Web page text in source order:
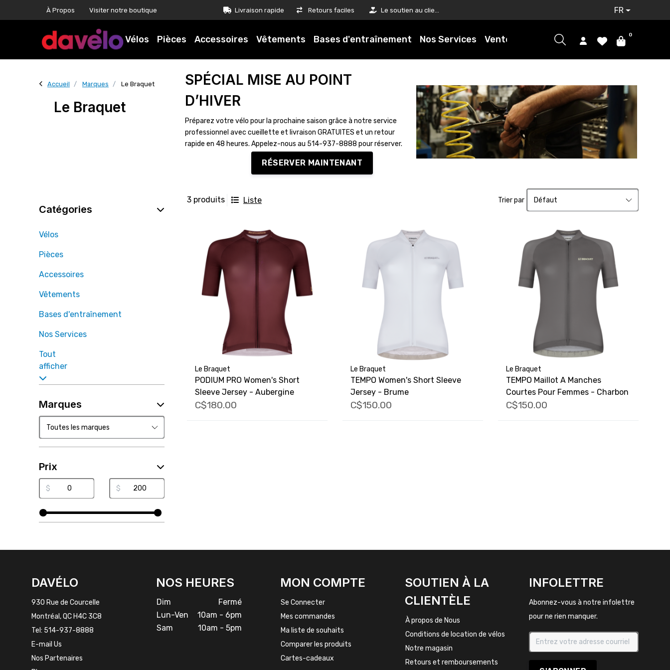
À Propos Visiter notre boutique Livraison rapide Retours faciles Le soutien au client est notre priorité FR
Vélos Pièces Accessoires Vêtements Bases d'entraînement Nos Services Ventes 0
Accueil Marques Le Braquet
Le Braquet
SPÉCIAL MISE AU POINT
D’HIVER
Préparez votre vélo pour la prochaine saison grâce à notre service
professionnel avec cueillette et livraison GRATUITES et un retour
rapide en 48 heures. Appelez-nous au 514-937-8888 pour réserver.
RÉSERVER MAINTENANT
3 produits Liste Trier par
Le Braquet
PODIUM PRO Women's Short
Sleeve Jersey - Aubergine
C$180.00
Le Braquet
TEMPO Women's Short Sleeve
Jersey - Brume
C$150.00
Le Braquet
TEMPO Maillot A Manches
Courtes Pour Femmes - Charbon
C$150.00
Catégories
Vélos
Pièces
Accessoires
Vêtements
Bases d'entraînement
Nos Services
Tout
afficher
Marques
Prix
$ $
INSTAGRAM
DAVÉLO
930 Rue de Courcelle
Montréal, QC H4C 3C8
Tel: 514-937-8888
E-mail Us
Nos Partenaires
NOS HEURES
Dim
Fermé
Lun-Ven
10am - 6pm
Sam
10am - 5pm
MON COMPTE
Se Connecter
Mes commandes
Ma liste de souhaits
Comparer les produits
Cartes-cadeaux
SOUTIEN À LA
CLIENTÈLE
À propos de Nous
Conditions de location de vélos
Notre magasin
Retours et remboursements
INFOLETTRE
Abonnez-vous à notre infolettre
pour ne rien manquer.